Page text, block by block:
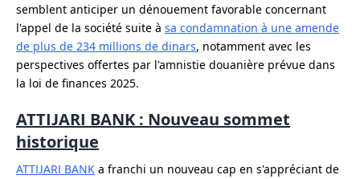
semblent anticiper un dénouement favorable concernant
l'appel de la société suite à sa condamnation à une amende
de plus de 234 millions de dinars, notamment avec les
perspectives offertes par l'amnistie douanière prévue dans
la loi de finances 2025.
ATTIJARI BANK : Nouveau sommet
historique
ATTIJARI BANK a franchi un nouveau cap en s'appréciant de